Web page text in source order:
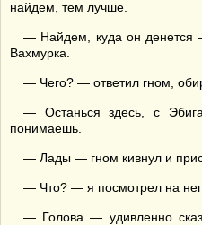
найдем, тем лучше.
— Найдем, куда он денется
Вахмурка.
— Чего? — ответил гном,
— Останься здесь, с
понимаешь.
— Лады — гном кивнул и
— Что? — я посмотрел на
— Голова — удивленно